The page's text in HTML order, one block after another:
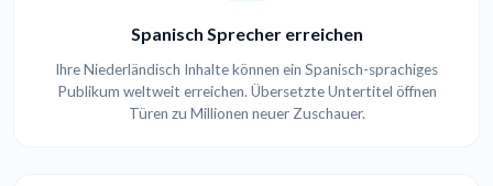
Spanisch Sprecher erreichen
Ihre Niederländisch Inhalte können ein Spanisch-sprachiges
Publikum weltweit erreichen. Übersetzte Untertitel öffnen
Türen zu Millionen neuer Zuschauer.